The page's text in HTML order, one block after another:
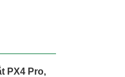
PX4 Pro,